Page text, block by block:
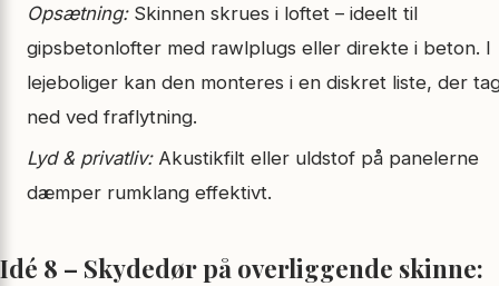
Opsætning:Skinnen skrues i loftet – ideelt til
gipsbetonlofter med rawlplugs eller direkte i beton. I
lejeboliger kan den monteres i en diskret liste, der
ned ved fraflytning.
Lyd & privatliv:Akustikfilt eller uldstof på panelerne
dæmper rumklang effektivt.
Idé 8 – Skydedør på overliggende skinne: